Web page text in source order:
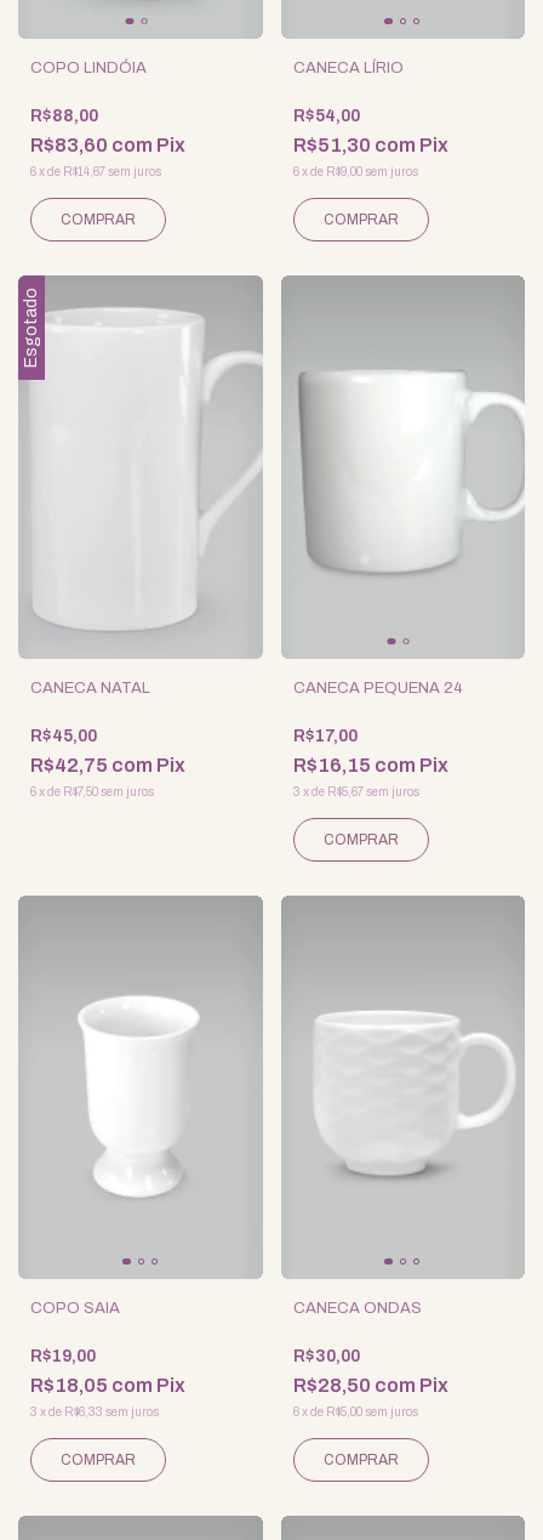
COPO LINDÓIA
R$88,00
R$83,60 com Pix
6xde R$14,67sem juros
CANECA LÍRIO
R$54,00
R$51,30 com Pix
6 xde R$9,00 sem juros
Esgotado
CANECA NATAL
R$45,00
R$42,75 com Pix
6xde R$7,50sem juros
CANECA PEQUENA 24
R$17,00
R$16,15 com Pix
3 xde R$5,67 sem juros
COPO SAIA
R$19,00
R$18,05 com Pix
3 xde R$6,33 sem juros
CANECA ONDAS
R$30,00
R$28,50 com Pix
6 xde R$5,00 sem juros